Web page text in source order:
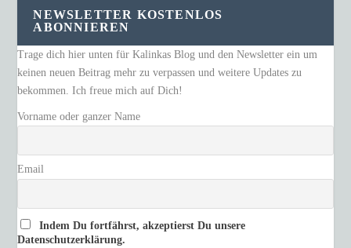
NEWSLETTER KOSTENLOS
ABONNIEREN
Trage dich hier unten für Kalinkas Blog und den Newsletter ein um
keinen neuen Beitrag mehr zu verpassen und weitere Updates zu
bekommen. Ich freue mich auf Dich!
Vorname oder ganzer Name
Email
Indem Du fortfährst, akzeptierst Du unsere
Datenschutzerklärung.